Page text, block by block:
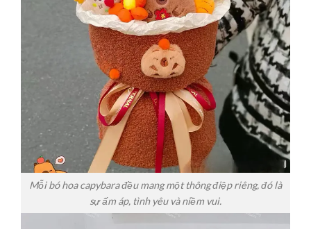
Mỗi bó hoa capybara đều mang một thông điệp riêng, đó là
sự ấm áp, tình yêu và niềm vui.